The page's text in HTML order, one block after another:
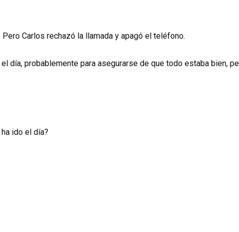
Carlos rechazó la llamada y apagó el teléfono.
día, probablemente para asegurarse de que todo estaba bien,
ido el día?